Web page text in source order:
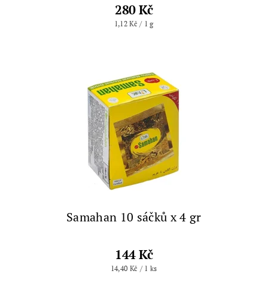
280 Kč
1,12 Kč / 1 g
Samahan 10 sáčků x 4 gr
144 Kč
14,40 Kč / 1 ks